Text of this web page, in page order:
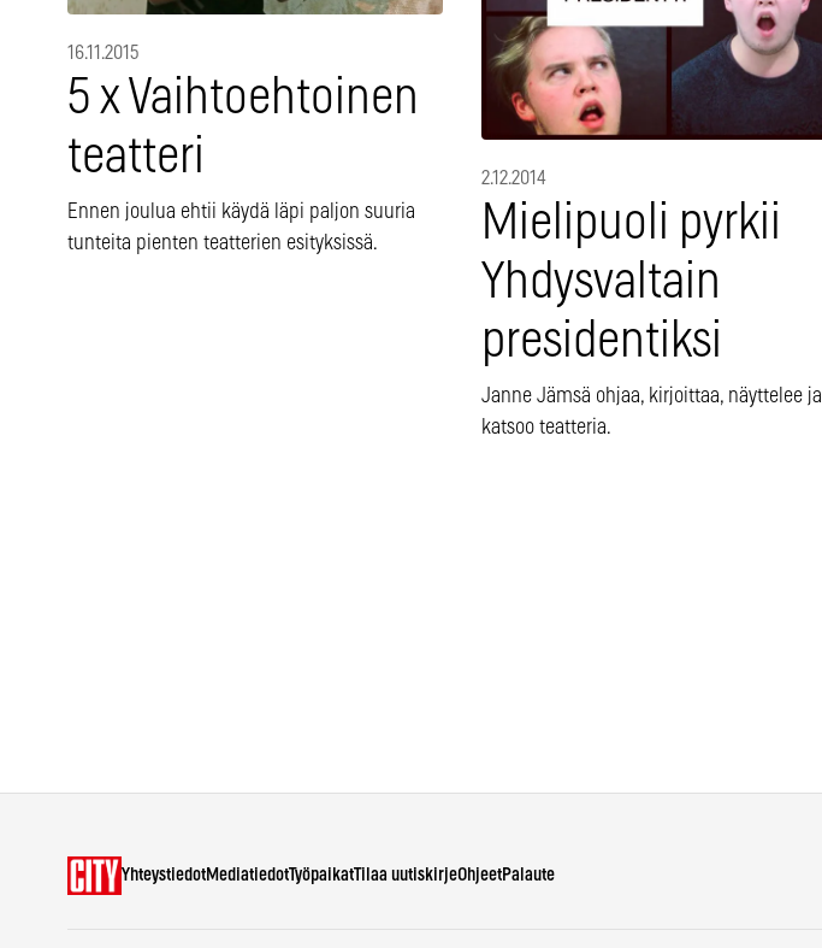
16.11.2015
5 x Vaihtoehtoinen
teatteri
Ennen joulua ehtii käydä läpi paljon suuria
tunteita pienten teatterien esityksissä.
2.12.2014
Mielipuoli pyrkii
Yhdysvaltain
presidentiksi
Janne Jämsä ohjaa, kirjoittaa, näyttelee ja
katsoo teatteria.
YhteystiedotMediatiedotTyöpaikatTilaa uutiskirjeOhjeetPalaute